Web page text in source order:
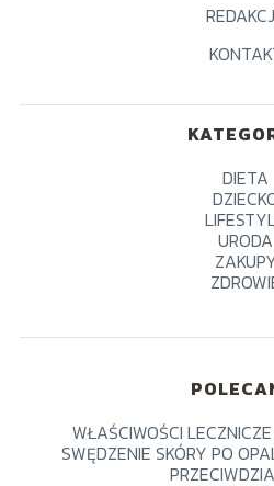
DIETA
URODA
WŁAŚCIWOŚCI
SWĘDZENIE SKÓRY PO